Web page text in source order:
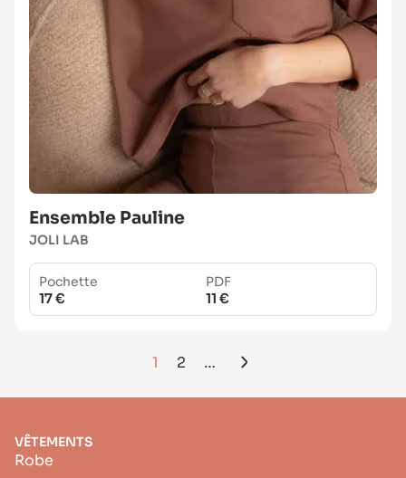
Ensemble Pauline
JOLI LAB
Pochette
17 €
PDF
11 €
1 2 …
VÊTEMENTS
Robe